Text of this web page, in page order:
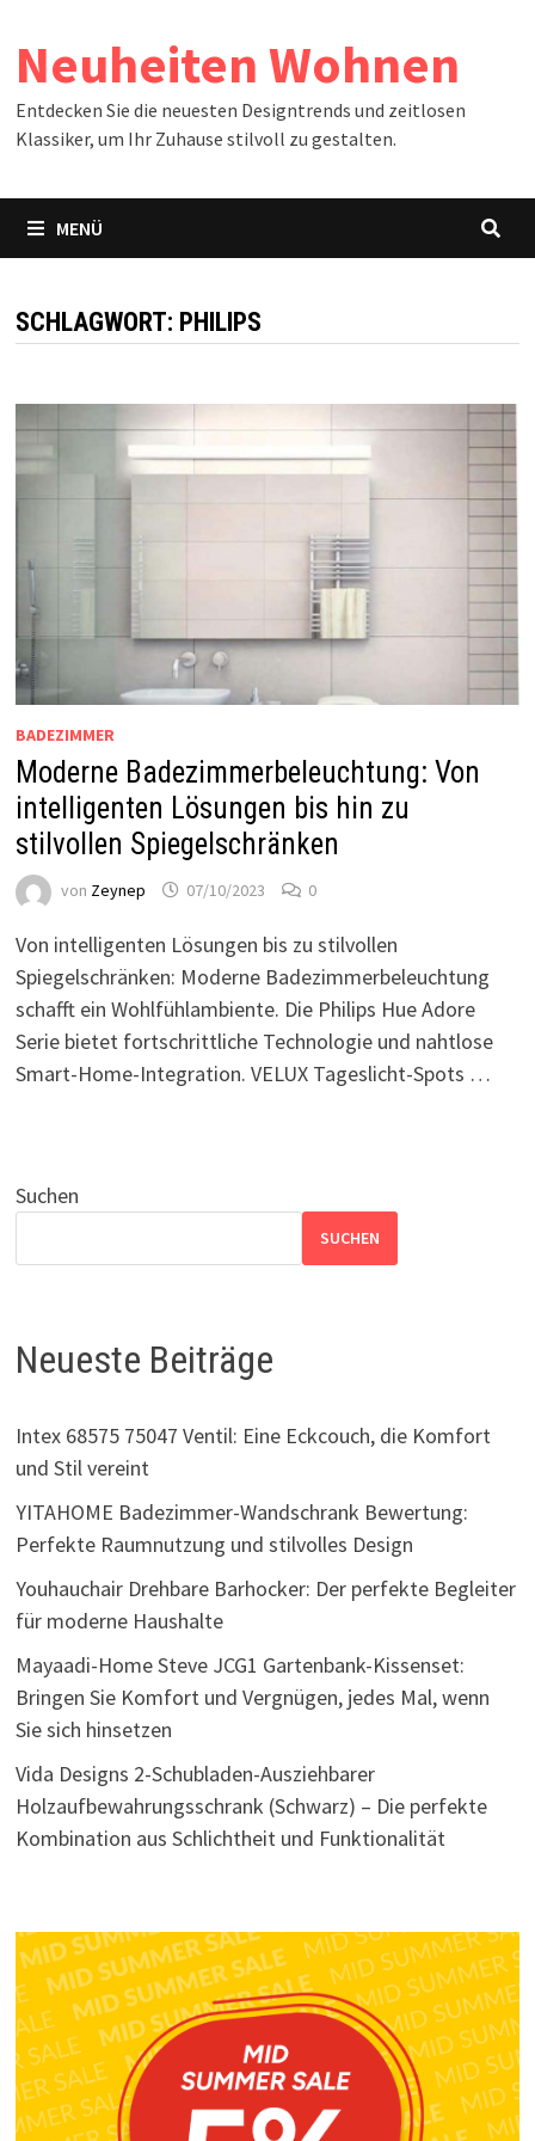
Inhalt
springen
Neuheiten Wohnen
Entdecken Sie die neuesten Designtrends und zeitlosen
Klassiker, um Ihr Zuhause stilvoll zu gestalten.
MENÜ
SCHLAGWORT: PHILIPS
BADEZIMMER
Moderne Badezimmerbeleuchtung: Von
intelligenten Lösungen bis hin zu
stilvollen Spiegelschränken
von Zeynep 07/10/2023 0
Von intelligenten Lösungen bis zu stilvollen
Spiegelschränken: Moderne Badezimmerbeleuchtung
schafft ein Wohlfühlambiente. Die Philips Hue Adore
Serie bietet fortschrittliche Technologie und nahtlose
Smart-Home-Integration. VELUX Tageslicht-Spots …
Suchen
SUCHEN
Neueste Beiträge
Intex 68575 75047 Ventil: Eine Eckcouch, die Komfort
und Stil vereint
YITAHOME Badezimmer-Wandschrank Bewertung:
Perfekte Raumnutzung und stilvolles Design
Youhauchair Drehbare Barhocker: Der perfekte Begleiter
für moderne Haushalte
Mayaadi-Home Steve JCG1 Gartenbank-Kissenset:
Bringen Sie Komfort und Vergnügen, jedes Mal, wenn
Sie sich hinsetzen
Vida Designs 2-Schubladen-Ausziehbarer
Holzaufbewahrungsschrank (Schwarz) – Die perfekte
Kombination aus Schlichtheit und Funktionalität